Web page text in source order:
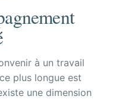
à un travail
plus longue est
une dimension